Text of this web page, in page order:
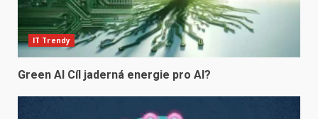
IT Trendy
Green AI Cíl jaderná energie pro AI?